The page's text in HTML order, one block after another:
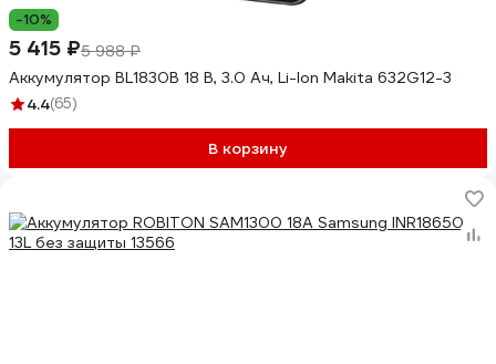
-10%
5 415 ₽5 988 ₽
Аккумулятор BL1830B 18 В, 3.0 Ач, Li-Ion Makita 632G12-3
4.4(65)
В корзину